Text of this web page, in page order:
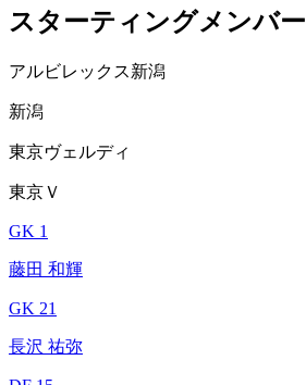
スターティングメンバー
アルビレックス新潟
新潟
東京ヴェルディ
東京Ｖ
GK 1
藤田 和輝
GK 21
長沢 祐弥